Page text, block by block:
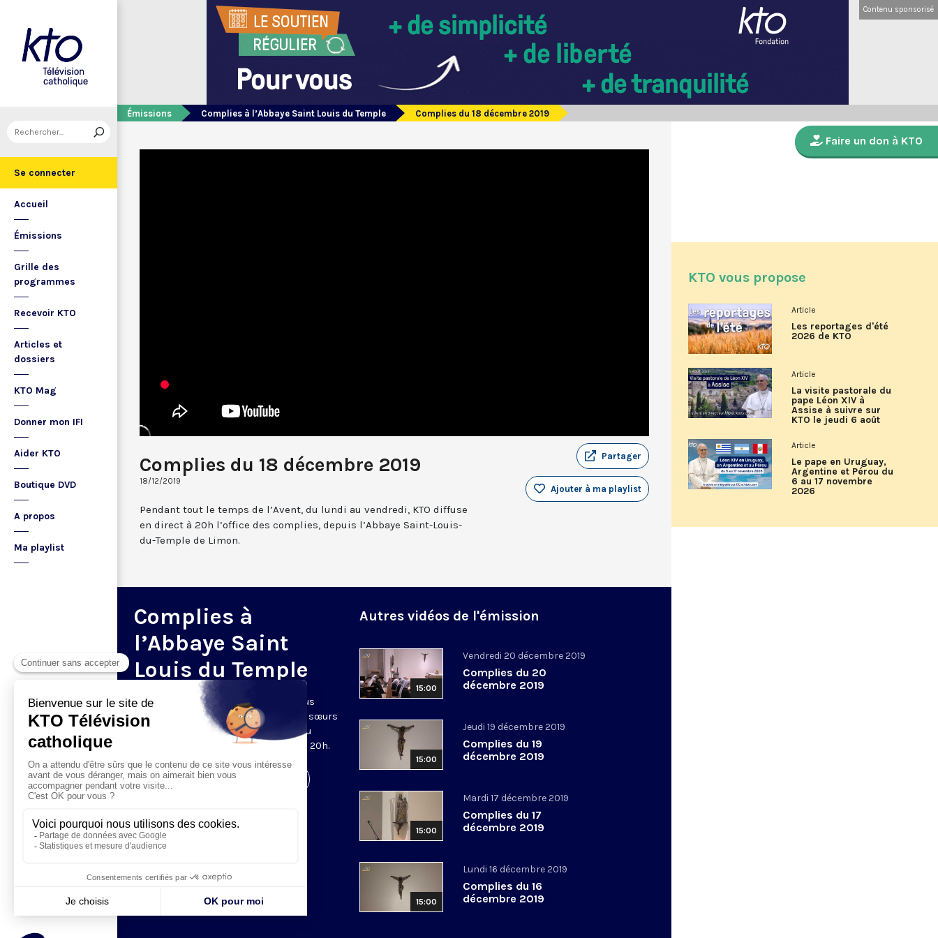
Se connecter
Accueil
Émissions
Grille des
programmes
Recevoir KTO
Articles et
dossiers
KTO Mag
Donner mon IFI
Aider KTO
Boutique DVD
A propos
Ma playlist
Contenu sponsorisé
Émissions Complies à l’Abbaye Saint Louis du Temple Complies du 18 décembre 2019
Complies du 18 décembre 2019
18/12/2019
Partager
Ajouter à ma playlist
Pendant tout le temps de l’Avent, du lundi au vendredi, KTO diffuse
en direct à 20h l’office des complies, depuis l’Abbaye Saint-Louis-
du-Temple de Limon.
Complies à
l’Abbaye Saint
Louis du Temple
Pour la période de l'Avent 2019, KTO vous
propose de prier les complies avec les sœurs
bénédictines de l'abbaye Saint-Louis du
Temple, à Limon. Du lundi au vendredi à 20h.
Visiter la page de l'émission
Autres vidéos de l'émission
15:00
Vendredi 20 décembre 2019
Complies du 20
décembre 2019
15:00
Jeudi 19 décembre 2019
Complies du 19
décembre 2019
15:00
Mardi 17 décembre 2019
Complies du 17
décembre 2019
15:00
Lundi 16 décembre 2019
Complies du 16
décembre 2019
Faire un don à KTO
KTO vous propose
Article
Les reportages d'été
2026 de KTO
Article
La visite pastorale du
pape Léon XIV à
Assise à suivre sur
KTO le jeudi 6 août
Article
Le pape en Uruguay,
Argentine et Pérou du
6 au 17 novembre
2026